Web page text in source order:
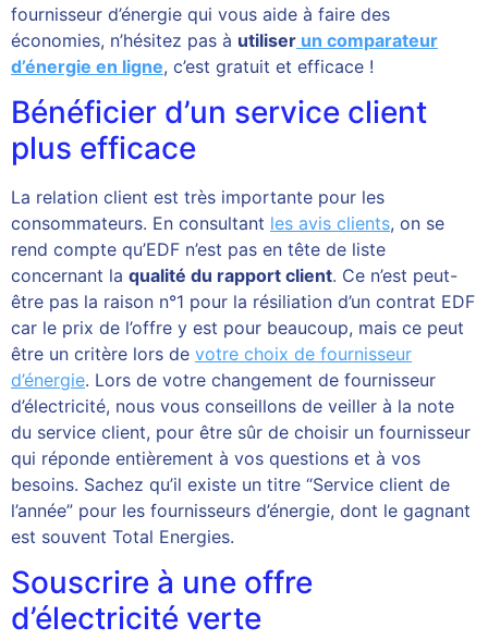
fournisseur d’énergie qui vous aide à faire des
économies, n’hésitez pas à utiliser un comparateur
d’énergie en ligne, c’est gratuit et efficace !
Bénéficier d’un service client
plus efficace
La relation client est très importante pour les
consommateurs. En consultant les avis clients, on se
rend compte qu’EDF n’est pas en tête de liste
concernant la qualité du rapport client. Ce n’est peut-
être pas la raison n°1 pour la résiliation d’un contrat EDF
car le prix de l’offre y est pour beaucoup, mais ce peut
être un critère lors de votre choix de fournisseur
d’énergie. Lors de votre changement de fournisseur
d’électricité, nous vous conseillons de veiller à la note
du service client, pour être sûr de choisir un fournisseur
qui réponde entièrement à vos questions et à vos
besoins. Sachez qu’il existe un titre “Service client de
l’année” pour les fournisseurs d’énergie, dont le gagnant
est souvent Total Energies.
Souscrire à une offre
d’électricité verte